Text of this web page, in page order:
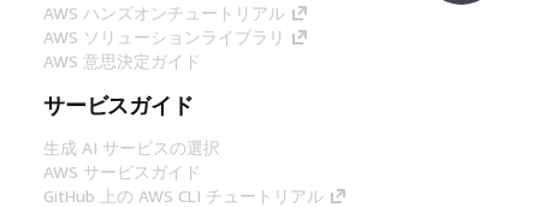
AWS ハンズオンチュートリアル
AWS ソリューションライブラリ
AWS 意思決定ガイド
サービスガイド
生成 AI サービスの選択
AWS サービスガイド
GitHub 上の AWS CLI チュートリアル